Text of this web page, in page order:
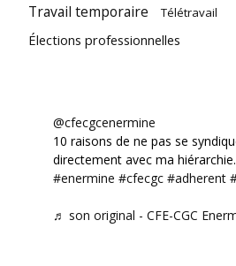
Travail temporaire Télétravail
Élections professionnelles
@cfecgcenermine
10 raisons de ne pas se
directement avec ma hiérarchie.
#enermine #cfecgc #adherent
♬ son original - CFE-CGC